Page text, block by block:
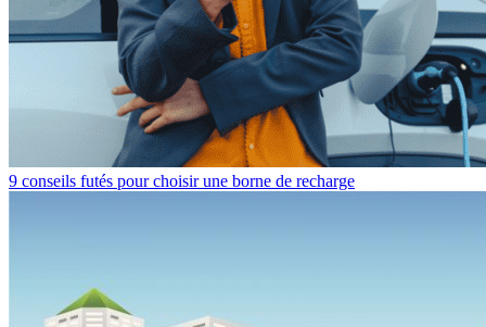
9 conseils futés pour choisir une borne de recharge